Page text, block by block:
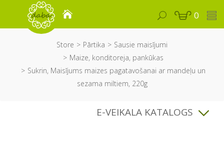
0
Store Pārtika
Sausie maisījumi
Maize, konditoreja, pankūkas
Sukrin, Maisījums maizes pagatavošanai ar mandeļu un
sezama miltiem, 220g
E-VEIKALA KATALOGS